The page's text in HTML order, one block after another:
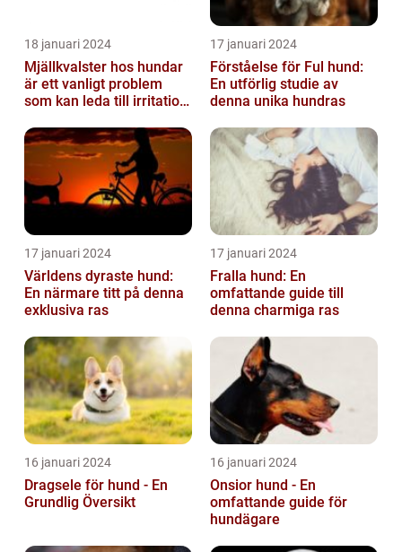
18 januari 2024
Mjällkvalster hos hundar
är ett vanligt problem
som kan leda till irritation
hun...
17 januari 2024
Förståelse för Ful hund:
En utförlig studie av
denna unika hundras
17 januari 2024
Världens dyraste hund:
En närmare titt på denna
exklusiva ras
17 januari 2024
Fralla hund: En
omfattande guide till
denna charmiga ras
16 januari 2024
Dragsele för hund - En
Grundlig Översikt
16 januari 2024
Onsior hund - En
omfattande guide för
hundägare